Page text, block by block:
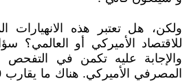
ولكن، هل تعتبر هذه الانهيارات
للاقتصاد الأميركي أو العالمي؟
والإجابة عليه تكمن في التفحص